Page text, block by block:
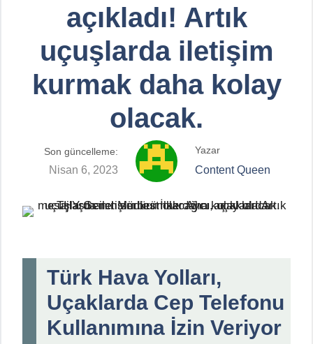
açıkladı! Artık
uçuşlarda iletişim
kurmak daha kolay
olacak.
Son güncelleme:
Nisan 6, 2023
Yazar
Content Queen
Türk Hava Yolları,
Uçaklarda Cep Telefonu
Kullanımına İzin Veriyor